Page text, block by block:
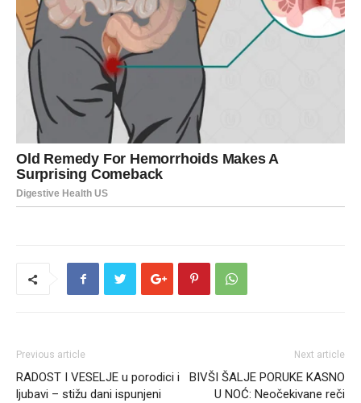
Previous article
RADOST I VESELJE u porodici i
ljubavi – stižu dani ispunjeni
Next article
BIVŠI ŠALJE PORUKE KASNO
U NOĆ: Neočekivane reči